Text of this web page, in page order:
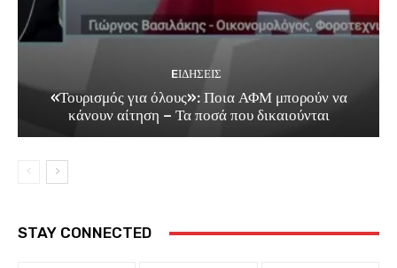
EΙΔΗΣΕΙΣ
«Τουρισμός για όλους»: Ποια ΑΦΜ μπορούν να
κάνουν αίτηση – Τα ποσά που δικαιούνται
STAY CONNECTED